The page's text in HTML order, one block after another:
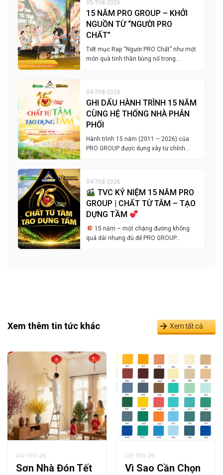
05-Th8-2026
15 NĂM PRO GROUP – KHỞI
NGUỒN TỪ “NGƯỜI PRO
CHẤT”
Tiết mục Rap “Người PRO Chất” như một
món quà tinh thần bùng nổ trong…
04-Th8-2026
GHI DẤU HÀNH TRÌNH 15 NĂM
CÙNG HỆ THỐNG NHÀ PHÂN
PHỐI
Hành trình 15 năm (2011 – 2026) của
PRO GROUP được dựng xây từ chính…
04-Th8-2026
TVC KỶ NIỆM 15 NĂM PRO
GROUP | CHẤT TỪ TÂM – TẠO
DỰNG TẦM
15 năm – một chặng đường không
quá dài nhưng đủ để PRO GROUP…
Xem thêm tin tức khác Xem tất cả
04-Th1-26
Sơn Nhà Đón Tết
03-Th1-26
Vì Sao Cần Chọn